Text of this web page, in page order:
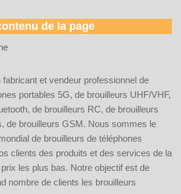
de la page
et vendeur professionnel de
portables 5G, de brouilleurs UHF/VHF,
de brouilleurs RC, de brouilleurs
de brouilleurs GSM. Nous sommes le
de brouilleurs de téléphones
clients des produits et des services de la
les plus bas. Notre objectif est de
nombre de clients les brouilleurs